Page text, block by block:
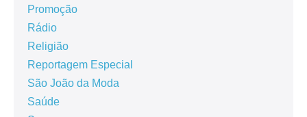
Promoção
Rádio
Religião
Reportagem Especial
São João da Moda
Saúde